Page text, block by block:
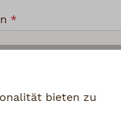
*
bieten zu